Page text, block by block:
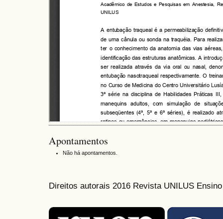
Apontamentos
Não há apontamentos.
Direitos autorais 2016 Revista UNILUS